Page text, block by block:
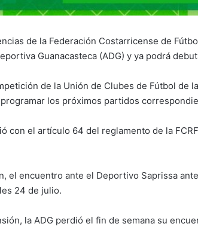
de la Federación Costarricense de
Guanacasteca (ADG) y ya podrá
de la Unión de Clubes de Fútbol de
los próximos partidos
con el artículo 64 del reglamento de la
el encuentro ante el Deportivo Saprissa
24 de julio.
la ADG perdió el fin de semana su